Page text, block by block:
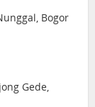
Bogor
Gede,